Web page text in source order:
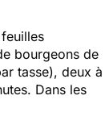
bourgeons de
tasse), deux à
Dans les